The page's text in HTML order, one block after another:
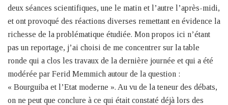
deux séances scientifiques, une le matin et l’autre l’après-midi,
et ont provoqué des réactions diverses remettant en évidence la
richesse de la problématique étudiée. Mon propos ici n’étant
pas un reportage, j’ai choisi de me concentrer sur la table
ronde qui a clos les travaux de la dernière journée et qui a été
modérée par Ferid Memmich autour de la question :
« Bourguiba et l’Etat moderne ». Au vu de la teneur des débats,
on ne peut que conclure à ce qui était constaté déjà lors des